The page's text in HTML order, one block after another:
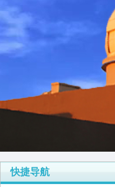
快捷导航